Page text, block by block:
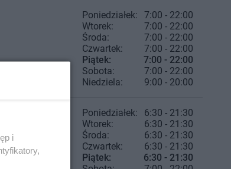
Poniedziałek:
7:00 - 22:00
Wtorek:
7:00 - 22:00
Środa:
7:00 - 22:00
Czwartek:
7:00 - 22:00
Piątek:
7:00 - 22:00
Sobota:
7:00 - 22:00
Niedziela:
9:00 - 20:00
Poniedziałek:
6:30 - 21:30
Wtorek:
6:30 - 21:30
Środa:
6:30 - 21:30
Czwartek:
6:30 - 21:30
Piątek:
6:30 - 21:30
i